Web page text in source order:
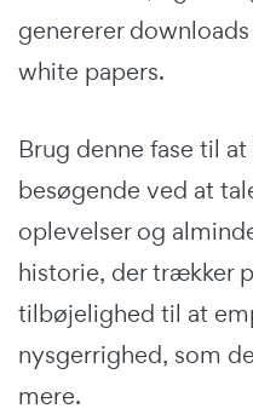
genererer
white papers.
Brug denne fase til
besøgende ved at
oplevelser og
historie, der trækker
tilbøjelighed til at
nysgerrighed, som
mere.